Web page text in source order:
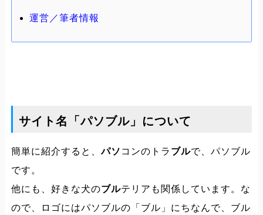
運営／筆者情報
サイト名「パソブル」について
簡単に紹介すると、パソ コンのトラ ブルで、パソブル
です。
他にも、好きな犬のブルテリアも関係しています。な
ので、ロゴにはパソブルの「ブル」にちなんで、ブル